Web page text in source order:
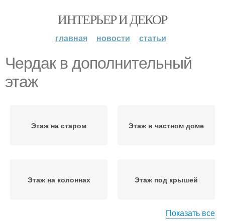
ИНТЕРЬЕР И ДЕКОР
главная новости статьи
Чердак в дополнительный
этаж
Этаж на старом Этаж в частном доме
Этаж на колоннах Этаж под крышей
Показать все